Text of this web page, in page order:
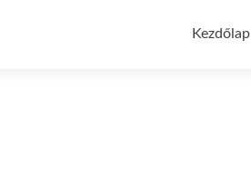
to
Kezdőlap